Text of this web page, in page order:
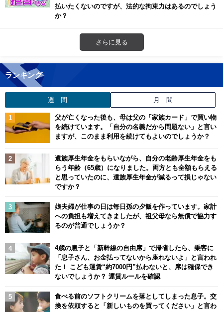
払いたくないのですが、法的な拘束力はあるのでしょう
か？
さらに見る
ランキング
週 間 月 間
父が亡くなった後も、母は父の「家族カード」で買い物
を続けています。「自分の名義だから問題ない」と言い
ますが、このまま利用を続けてもよいのでしょうか？
遺族厚生年金をもらいながら、自分の老齢厚生年金をも
らう年齢（65歳）になりました。両方とも全額もらえる
と思っていたのに、遺族厚生年金が減るって損じゃない
ですか？
娘夫婦が仕事の日は毎日孫の夕飯を作っています。家計
への負担も増えてきましたが、祖父母なら無償で協力す
るのが普通でしょうか？
4歳の息子と「新幹線の自由席」で帰省したら、乗客に
「息子さん、お金払ってないから座れないよ」と言われ
た！ こども運賃“約7000円”払わないと、席は確保でき
ないでしょうか？ 運賃ルールを確認
食べる前のソフトクリームを落としてしまった息子。交
換を依頼すると「新しいものを買ってください」と言わ